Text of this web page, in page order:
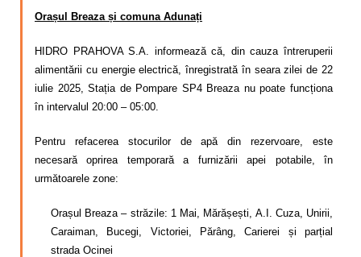
Orașul Breaza și comuna Adunați
HIDRO PRAHOVA S.A. informează că, din cauza întreruperii
alimentării cu energie electrică, înregistrată în seara zilei de 22
iulie 2025, Stația de Pompare SP4 Breaza nu poate funcționa
în intervalul 20:00 – 05:00.
Pentru refacerea stocurilor de apă din rezervoare, este
necesară oprirea temporară a furnizării apei potabile, în
următoarele zone:
Orașul Breaza – străzile: 1 Mai, Mărășești, A.I. Cuza, Unirii,
Caraiman, Bucegi, Victoriei, Părâng, Carierei și parțial
strada Ocinei